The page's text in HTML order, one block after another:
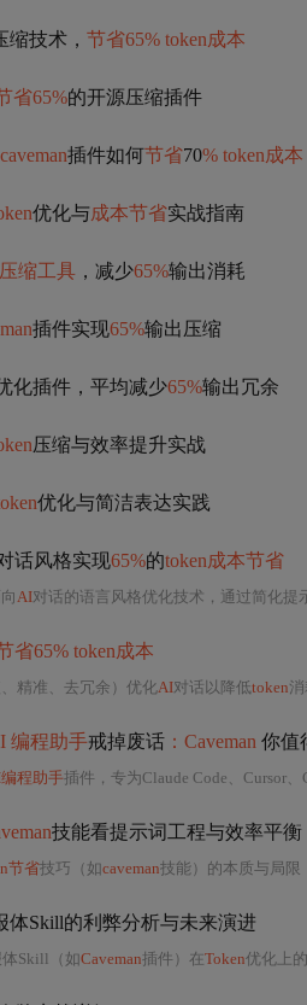
缩技术， 节省65% token成本
省65%的开源压缩插件
caveman插件如何节省70% token成本
优化与成本节省实战指南
缩工具 ，减少65%输出消耗
插件实现65%输出压缩
化插件，平均减少65%输出冗余
压缩与效率提升实战
优化与简洁表达实践
话风格实现65%的token成本节省
AI对话的语言风格优化技术，通过简化提示词表达、
省65% token成本
精准、去冗余）优化AI对话以降低token
编程助手戒掉废话 ：Caveman 你值
程助手插件，专为Claude Code、Cursor
技能看提示词工程与效率平衡
节省技巧（如caveman技能）的本质与局限，指出单纯压缩提
体Skill的利弊分析与未来演进
Skill（如Caveman插件）在Token优化上的